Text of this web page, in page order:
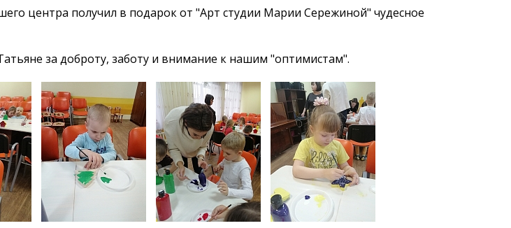
центра получил в подарок от "Арт студии Марии Сережиной" чудесное
за доброту, заботу и внимание к нашим "оптимистам".